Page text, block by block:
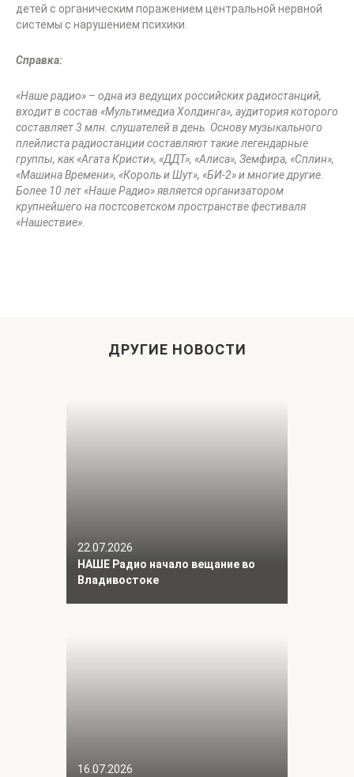
детей с органическим поражением центральной нервной
системы с нарушением психики.
Справка:
«Наше радио» – одна из ведущих российских радиостанций,
входит в состав «Мультимедиа Холдинга», аудитория которого
составляет 3 млн. слушателей в день. Основу музыкального
плейлиста радиостанции составляют такие легендарные
группы, как «Агата Кристи», «ДДТ», «Алиса», Земфира, «Сплин»,
«Машина Времени», «Король и Шут», «БИ-2» и многие другие.
Более 10 лет «Наше Радио» является организатором
крупнейшего на постсоветском пространстве фестиваля
«Нашествие».
ДРУГИЕ НОВОСТИ
22.07.2026
НАШЕ Радио начало вещание во
Владивостоке
16.07.2026